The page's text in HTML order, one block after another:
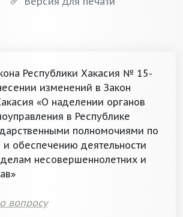
Республики Хакасия № 15-
изменений в Закон
«О наделении органов
в Республике
полномочиями по
обеспечению деятельности
несовершеннолетних и
вопросу